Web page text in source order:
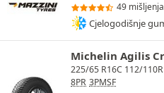
49 mišljenja
Cjelogodišnje
Michelin Agilis
225/65 R16C 112/110R
8PR 3PMSF